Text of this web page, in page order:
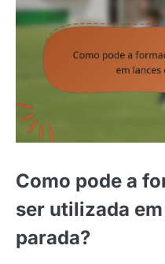
Como pode a
ser utilizada
parada?